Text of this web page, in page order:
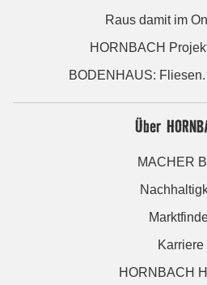
Raus damit im
HORNBACH
BODENHAUS:
Über
MACHER
Karriere
HORNBACH